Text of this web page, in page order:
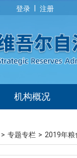
登录 注册
机构概况
> 专题专栏 > 2019年粮